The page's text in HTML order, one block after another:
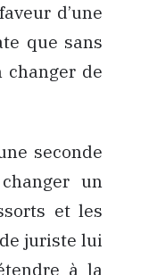
d’une
que sans
changer de
seconde
un
et les
juriste lui
à la